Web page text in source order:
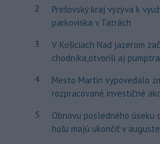
2
Prešovský kraj vyzýva k
parkoviska v Tatrách
3
V Košiciach Nad jazerom
chodníka,otvorili aj
4
Mesto Martin vypovedalo
rozpracované investičné
5
Obnovu posledného úseku
hoľu majú ukončiť v auguste